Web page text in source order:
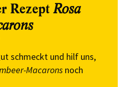
Rezept Rosa
schmeckt und hilf uns,
Macarons noch